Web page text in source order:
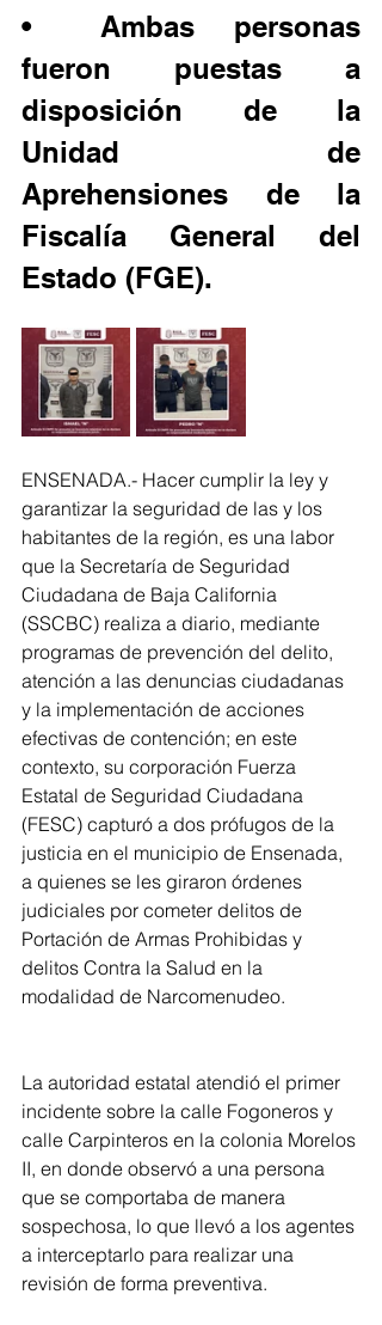
•	Ambas personas
fueron puestas a
disposición de la
Unidad de
Aprehensiones de la
Fiscalía General del
Estado (FGE).
ENSENADA.- Hacer cumplir la ley y
garantizar la seguridad de las y los
habitantes de la región, es una labor
que la Secretaría de Seguridad
Ciudadana de Baja California
(SSCBC) realiza a diario, mediante
programas de prevención del delito,
atención a las denuncias ciudadanas
y la implementación de acciones
efectivas de contención; en este
contexto, su corporación Fuerza
Estatal de Seguridad Ciudadana
(FESC) capturó a dos prófugos de la
justicia en el municipio de Ensenada,
a quienes se les giraron órdenes
judiciales por cometer delitos de
Portación de Armas Prohibidas y
delitos Contra la Salud en la
modalidad de Narcomenudeo.
La autoridad estatal atendió el primer
incidente sobre la calle Fogoneros y
calle Carpinteros en la colonia Morelos
II, en donde observó a una persona
que se comportaba de manera
sospechosa, lo que llevó a los agentes
a interceptarlo para realizar una
revisión de forma preventiva.